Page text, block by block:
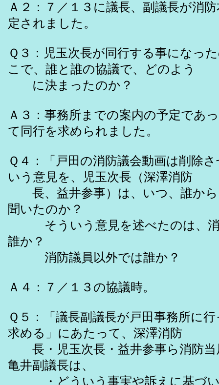
Ａ２：７／１３に議長、副議長が消
定されました。
Ｑ３：児玉次長が同行する事になっ
こで、誰と誰の協議で、どのよう
に決まったのか？
Ａ３：事務所までの案内の予定であ
て同行を求められました。
Ｑ４：「戸田の消防議会動画は削除
いう意見を、児玉次長（深澤消防
長、益井参事）は、いつ、誰から
聞いたのか？
そういう意見を述べたのは、消
誰か？
消防議員以外では誰か？
Ａ４：７／１３の協議時。
Ｑ５：「議長副議長が戸田事務所に
求める」にあたって、深澤消防
長・児玉次長・益井参事ら消防当
亀井副議長は、
・どういう事実や訴えに基づい